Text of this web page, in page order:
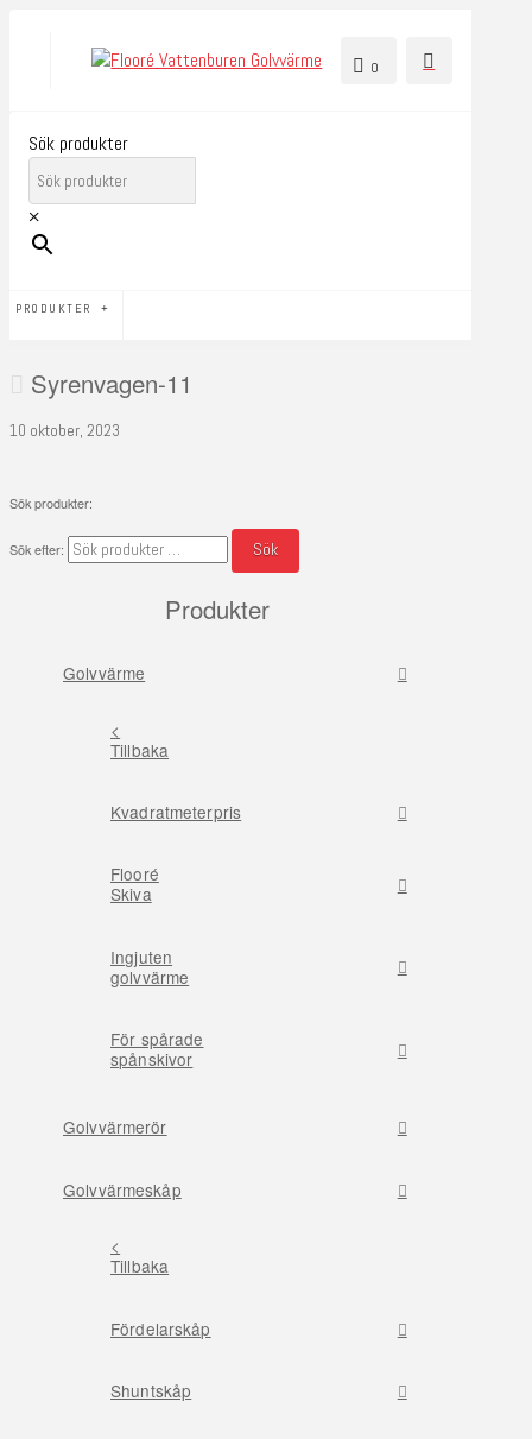
0
Sök produkter
×
PRODUKTER
Syrenvagen-11
10 oktober, 2023
Sök produkter:
Sök efter: Sök
Produkter
Golvvärme
<
Tillbaka
Kvadratmeterpris
Flooré
Skiva
Ingjuten
golvvärme
För spårade
spånskivor
Golvvärmerör
Golvvärmeskåp
<
Tillbaka
Fördelarskåp
Shuntskåp